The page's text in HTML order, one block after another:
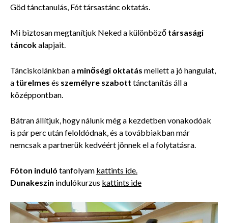
Göd tánctanulás, Fót társastánc oktatás.
Mi biztosan megtanítjuk Neked a különböző társasági
táncokalapjait.
Tánciskolánkban a minőségi oktatás mellett a jó hangulat,
a türelmes és személyre szabott tánctanítás áll a
középpontban.
Bátran állítjuk, hogy nálunk még a kezdetben vonakodóak
is pár perc után feloldódnak, és a továbbiakban már
nemcsak a partnerük kedvéért jönnek el a folytatásra.
Fóton induló tanfolyam kattints ide.
Dunakeszin indulókurzus kattints ide